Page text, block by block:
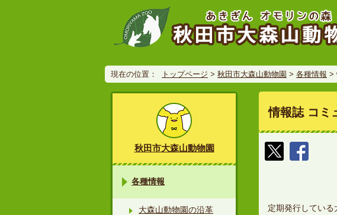
現在の位置： トップページ > 秋田市大森山動物園 > 各種情報 >
情報誌 コミ
定期発行している
秋田市大森山動物園
各種情報
大森山動物園の沿革